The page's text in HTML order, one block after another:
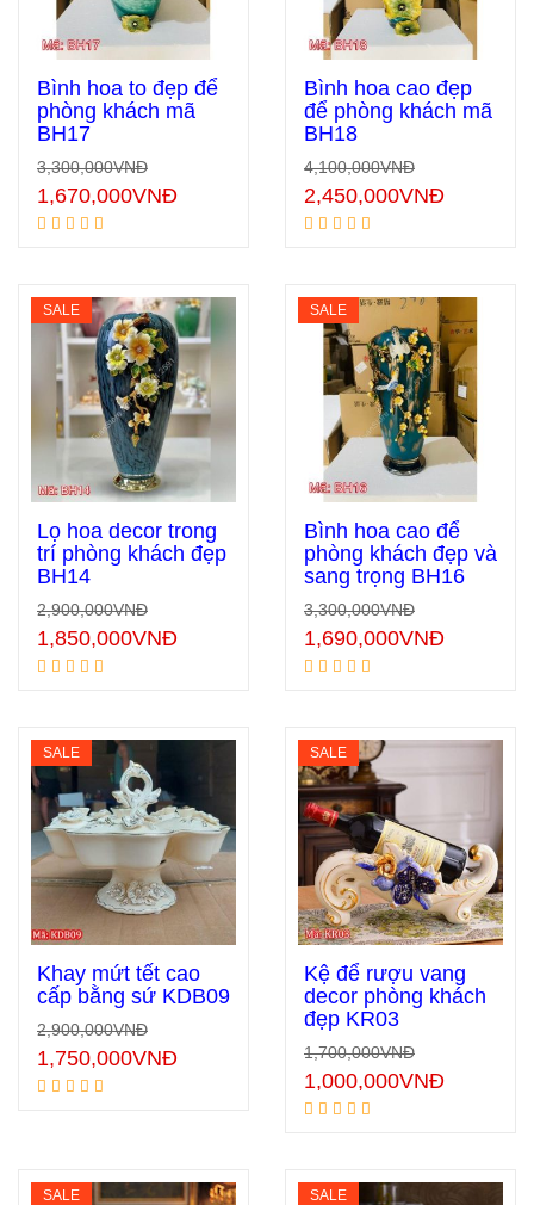
Bình hoa cao đẹp
để phòng khách mã
BH18
4,100,000VNĐ
2,450,000VNĐ
Bình hoa to đẹp để
phòng khách mã
BH17
3,300,000VNĐ
1,670,000VNĐ
SALE
Thêm vào giỏ hàng
Bình hoa cao để
phòng khách đẹp và
sang trọng BH16
3,300,000VNĐ
1,690,000VNĐ
SALE
Lọ hoa decor trong
trí phòng khách đẹp
BH14
2,900,000VNĐ
1,850,000VNĐ
SALE
Kệ để rượu vang
decor phòng khách
đẹp KR03
1,700,000VNĐ
1,000,000VNĐ
SALE
Thêm vào giỏ hàng
Khay mứt tết cao
cấp bằng sứ KDB09
2,900,000VNĐ
1,750,000VNĐ
SALE
SALE